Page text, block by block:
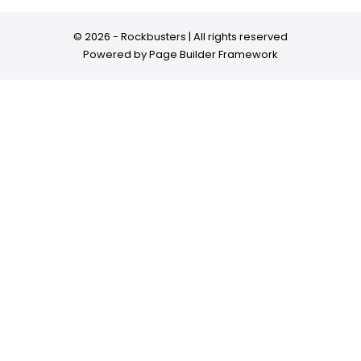
© 2026 - Rockbusters | All rights reserved
Powered byPage Builder Framework